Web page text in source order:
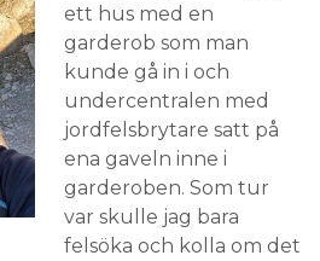
ett hus med en
garderob som man
kunde gå in i och
undercentralen med
jordfelsbrytare satt på
ena gaveln inne i
garderoben. Som tur
var skulle jag bara
felsöka och kolla om det